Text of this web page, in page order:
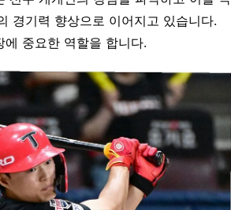
경기력 향상으로 이어지고 있습니다.
중요한 역할을 합니다.